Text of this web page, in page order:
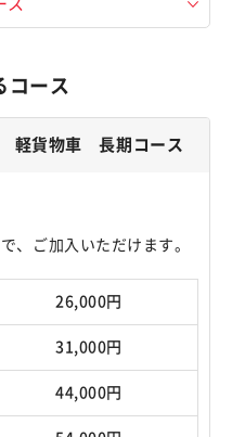
コース
軽貨物車 長期コース
、ご加入いただけます。
26,000円
31,000円
44,000円